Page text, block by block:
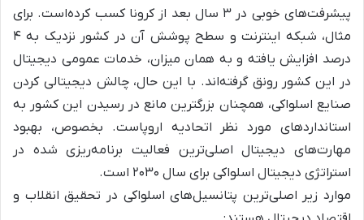
پیشرفت‌های خوبی در ۳ سال بعد از کرونا کسب کرده‌است. برای
مثال، شبکه اینترنت و سطح پوشش آن در کشور نزدیک به ۴
درصد افزایش یافته و به همان میزان، خدمات عمومی دیجیتال
در این کشور رونق گرفته‌اند. با این حال، چالش دیجیتالی کردن
صنایع اسلواکی، همچنان بزرگترین مانع در رسیدن این کشور به
استانداردهای مورد نظر اتحادیه اروپاست. بخصوص، بهبود
مهارت‌های دیجیتال اصلی‌ترین فعالیت برنامه‌ریزی شده در
استراتژی دیجیتال اسلواکی برای سال ۲۰۳۰ است.
موارد زیر اصلی‌ترین پتانسیل‌های اسلواکی در تحقیق انقلاب و